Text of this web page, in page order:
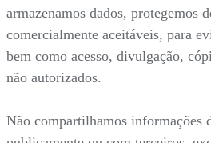
armazenamos dados, protegemos
comercialmente aceitáveis, para
bem como acesso, divulgação,
não autorizados.
Não compartilhamos informações